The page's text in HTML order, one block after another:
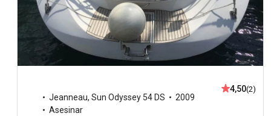
Jeanneau, Sun Odyssey 54 DS
2009
Asesinar
4,50(2)